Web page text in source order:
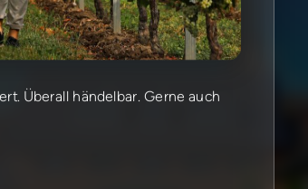
Überall händelbar. Gerne auch